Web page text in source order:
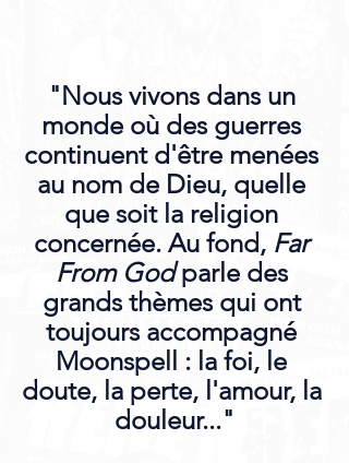
"Nous vivons dans un
monde où des guerres
continuent d'être menées
au nom de Dieu, quelle
que soit la religion
concernée. Au fond, Far
From God parle des
grands thèmes qui ont
toujours accompagné
Moonspell : la foi, le
doute, la perte, l'amour, la
douleur..."